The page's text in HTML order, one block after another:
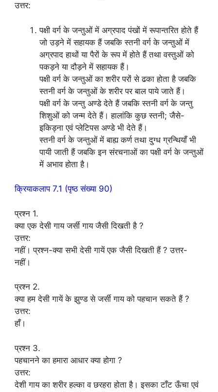
उत्तर:
पक्षी वर्ग के जन्तुओं में अग्रपाद पंखों में रूपान्तरित होते हैं
जो उड़ने में सहायक हैं जबकि स्तनी वर्ग के जन्तुओं में
अग्रपाद हाथों या पैरों के रूप में होते हैं तथा वस्तुओं को
पकड़ने या दौड़ने में सहायक हैं।
पक्षी वर्ग के जन्तुओं का शरीर परों से ढका होता है जबकि
स्तनी वर्ग के जन्तुओं के शरीर पर बाल पाये जाते हैं।
पक्षी वर्ग के जन्तु अण्डे देते हैं जबकि स्तनी वर्ग के जन्तु
शिशुओं को जन्म देते हैं। हालांकि कुछ स्तनी; जैसे-
इकिड्ना एवं प्लेटिपस अण्डे भी देते हैं।
स्तनी वर्ग के जन्तुओं में बाह्य कर्ण तथा दुग्ध ग्रन्थियाँ भी
पायी जाती हैं जबकि इन संरचनाओं का पक्षी वर्ग के जन्तुओं
में अभाव होता है।
क्रियाकलाप 7.1 (पृष्ठ संख्या 90)
प्रश्न 1.
क्या एक देसी गाय जर्सी गाय जैसी दिखती है ?
उत्तर:
नहीं। प्रश्न-क्या सभी देसी गायें एक जैसी दिखती हैं ? उत्तर-
नहीं।
प्रश्न 2.
क्या हम देसी गायें के झुण्ड से जर्सी गाय को पहचान सकते हैं ?
उत्तर:
हाँ।
प्रश्न 3.
पहचानने का हमारा आधार क्या होगा ?
उत्तर:
देशी गाय का शरीर हल्का व छरहरा होता है। इसका टाँट ऊँचा एवं